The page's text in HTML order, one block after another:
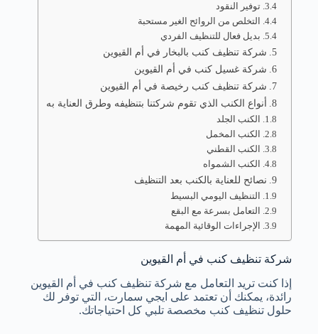
توفير النقود
التخلص من الروائح الغير مستحبة
بديل فعال للتنظيف الفردي
شركة تنظيف كنب بالبخار في أم القيوين
شركة غسيل كنب في أم القيوين
شركة تنظيف كنب رخيصة في أم القيوين
أنواع الكنب الذي تقوم شركتنا بتنظيفه وطرق العناية به
الكنب الجلد
الكنب المخمل
الكنب القطني
الكنب الشمواه
نصائح للعناية بالكنب بعد التنظيف
التنظيف اليومي البسيط
التعامل بسرعة مع البقع
الإجراءات الوقائية المهمة
شركة تنظيف كنب في أم القيوين
إذا كنت تريد التعامل مع شركة تنظيف كنب في أم القيوين
رائدة، يمكنك أن تعتمد على ايجي سمارت، التي توفر لك
حلول تنظيف كنب مخصصة تلبي كل احتياجاتك.